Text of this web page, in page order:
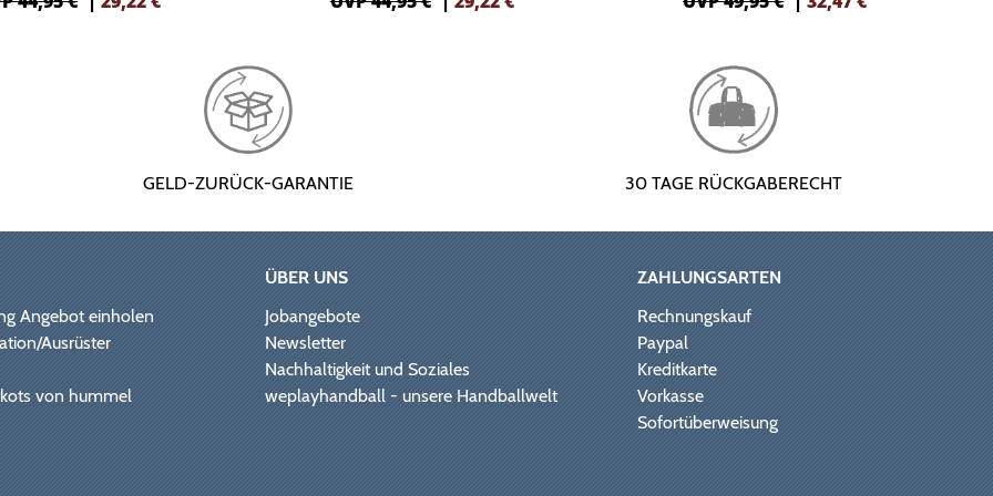
GELD-ZURÜCK-GARANTIE 30 TAGE RÜCKGABERECHT
Angebot einholen
Ausrüster
von hummel
ÜBER UNS
Jobangebote
Newsletter
Nachhaltigkeit und Soziales
weplayhandball - unsere Handballwelt
ZAHLUNGSARTEN
Rechnungskauf
Paypal
Kreditkarte
Vorkasse
Sofortüberweisung